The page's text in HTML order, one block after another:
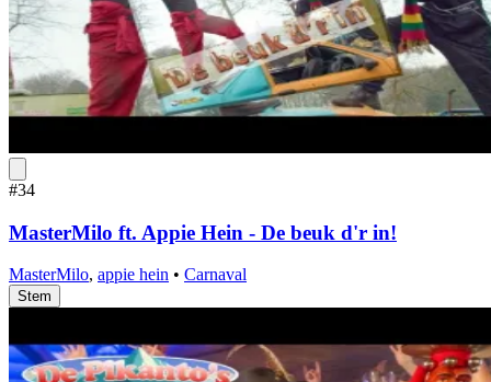
#34
MasterMilo ft. Appie Hein - De beuk d'r in!
MasterMilo, appie hein • Carnaval
Stem